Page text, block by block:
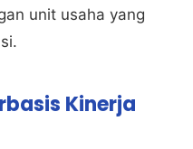
unit usaha yang
Kinerja